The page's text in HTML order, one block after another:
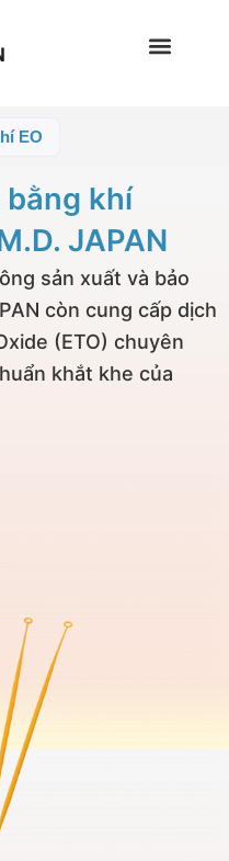
EO
khí
JAPAN
sản xuất và bảo
còn cung cấp dịch
(ETO) chuyên
khắt khe của